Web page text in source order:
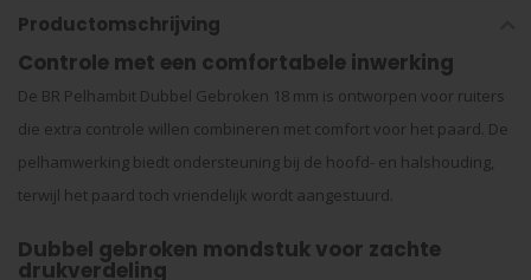
Productomschrijving
Controle met een comfortabele inwerking
De BR Pelhambit Dubbel Gebroken 18 mm is ontworpen voor ruiters
die extra controle willen combineren met comfort voor het paard. De
pelhamwerking biedt ondersteuning bij de hoofd- en halshouding,
terwijl het paard toch vriendelijk wordt aangestuurd.
Dubbel gebroken mondstuk voor zachte
drukverdeling